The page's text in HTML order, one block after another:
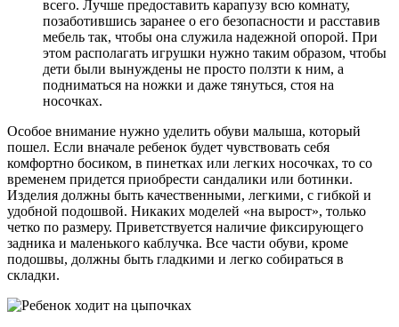
всего. Лучше предоставить карапузу всю комнату,
позаботившись заранее о его безопасности и расставив
мебель так, чтобы она служила надежной опорой. При
этом располагать игрушки нужно таким образом, чтобы
дети были вынуждены не просто ползти к ним, а
подниматься на ножки и даже тянуться, стоя на
носочках.
Особое внимание нужно уделить обуви малыша, который
пошел. Если вначале ребенок будет чувствовать себя
комфортно босиком, в пинетках или легких носочках, то со
временем придется приобрести сандалики или ботинки.
Изделия должны быть качественными, легкими, с гибкой и
удобной подошвой. Никаких моделей «на вырост», только
четко по размеру. Приветствуется наличие фиксирующего
задника и маленького каблучка. Все части обуви, кроме
подошвы, должны быть гладкими и легко собираться в
складки.